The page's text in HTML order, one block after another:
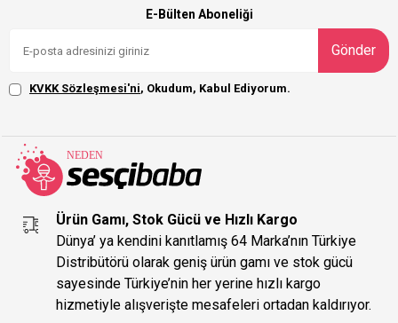
E-Bülten Aboneliği
Gönder
KVKK Sözleşmesi'ni, Okudum, Kabul Ediyorum.
Ürün Gamı, Stok Gücü ve Hızlı Kargo
Dünya’ ya kendini kanıtlamış 64 Marka’nın Türkiye
Distribütörü olarak geniş ürün gamı ve stok gücü
sayesinde Türkiye’nin her yerine hızlı kargo
hizmetiyle alışverişte mesafeleri ortadan kaldırıyor.